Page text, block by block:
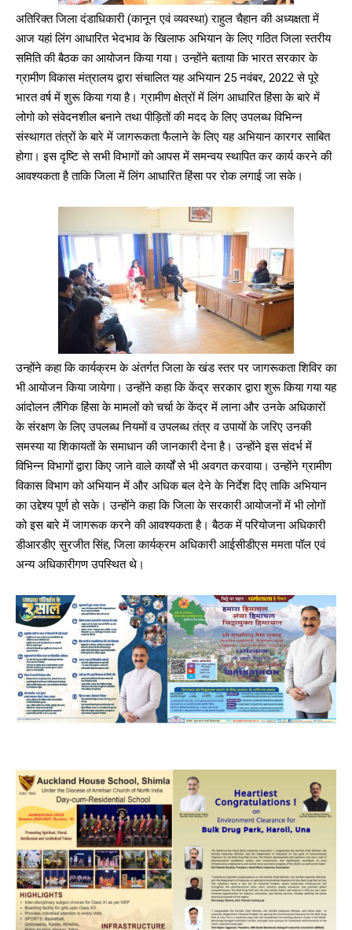
DAILY NEWS BULLETIN
Player
00:00
अतिरिक्त जिला दंडाधिकारी (कानून एवं व्यवस्था) राहुल चैहान की अध्यक्षता में
आज यहां लिंग आधारित भेदभाव के खिलाफ अभियान के लिए गठित जिला स्तरीय
समिति की बैठक का आयोजन किया गया। उन्होंने बताया कि भारत सरकार के
ग्रामीण विकास मंत्रालय द्वारा संचालित यह अभियान 25 नवंबर, 2022 से पूरे
भारत वर्ष में शुरू किया गया है। ग्रामीण क्षेत्रों में लिंग आधारित हिंसा के बारे में
लोगो को संवेदनशील बनाने तथा पीड़ितों की मदद के लिए उपलब्ध विभिन्न
संस्थागत तंत्रों के बारे में जागरूकता फैलाने के लिए यह अभियान कारगर साबित
होगा। इस दृष्टि से सभी विभागों को आपस में समन्वय स्थापित कर कार्य करने की
आवश्यकता है ताकि जिला में लिंग आधारित हिंसा पर रोक लगाई जा सके।
उन्होंने कहा कि कार्यक्रम के अंतर्गत जिला के खंड स्तर पर जागरूकता शिविर का
भी आयोजन किया जायेगा। उन्होंने कहा कि केंद्र सरकार द्वारा शुरू किया गया यह
आंदोलन लैंगिक हिंसा के मामलों को चर्चा के केंद्र में लाना और उनके अधिकारों
के संरक्षण के लिए उपलब्ध नियमों व उपलब्ध तंत्र व उपायों के जरिए उनकी
समस्या या शिकायतों के समाधान की जानकारी देना है। उन्होंने इस संदर्भ में
विभिन्न विभागों द्वारा किए जाने वाले कार्यों से भी अवगत करवाया। उन्होंने ग्रामीण
विकास विभाग को अभियान में और अधिक बल देने के निर्देश दिए ताकि अभियान
का उद्देश्य पूर्ण हो सके। उन्होंने कहा कि जिला के सरकारी आयोजनों में भी लोगों
को इस बारे में जागरूक करने की आवश्यकता है। बैठक में परियोजना अधिकारी
डीआरडीए सुरजीत सिंह, जिला कार्यक्रम अधिकारी आईसीडीएस ममता पॉल एवं
अन्य अधिकारीगण उपस्थित थे।